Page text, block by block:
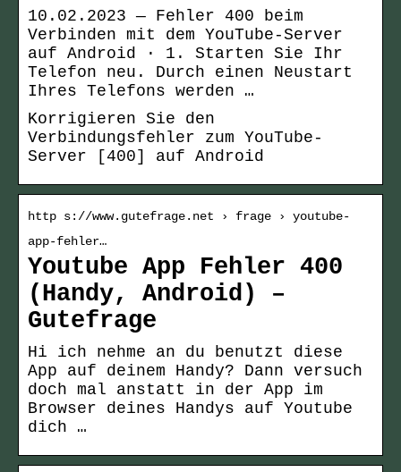
10.02.2023 — Fehler 400 beim
Verbinden mit dem YouTube-Server
auf Android · 1. Starten Sie Ihr
Telefon neu. Durch einen Neustart
Ihres Telefons werden …
Korrigieren Sie den
Verbindungsfehler zum YouTube-
Server [400] auf Android
http s://www.gutefrage.net › frage › youtube-
app-fehler…
Youtube App Fehler 400
(Handy, Android) –
Gutefrage
Hi ich nehme an du benutzt diese
App auf deinem Handy? Dann versuch
doch mal anstatt in der App im
Browser deines Handys auf Youtube
dich …